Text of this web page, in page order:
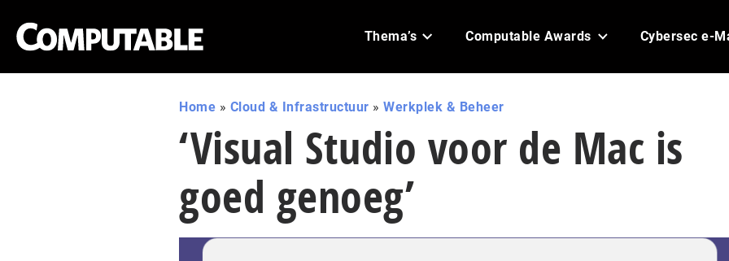
Thema’s Computable Awards Cybersec e-
Home » Cloud & Infrastructuur » Werkplek & Beheer
‘Visual Studio voor de Mac is
goed genoeg’